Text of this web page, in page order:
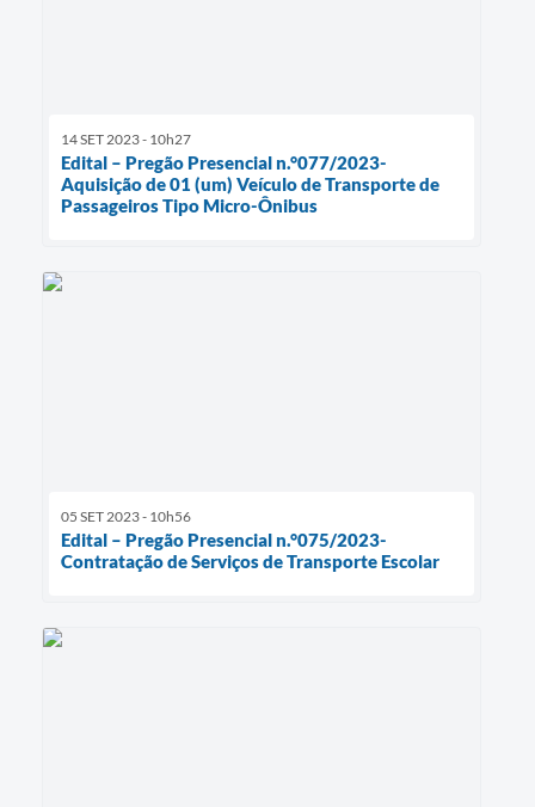
14 SET 2023 - 10h27
Edital – Pregão Presencial n.°077/2023-
Aquisição de 01 (um) Veículo de Transporte de
Passageiros Tipo Micro-Ônibus
05 SET 2023 - 10h56
Edital – Pregão Presencial n.°075/2023-
Contratação de Serviços de Transporte Escolar